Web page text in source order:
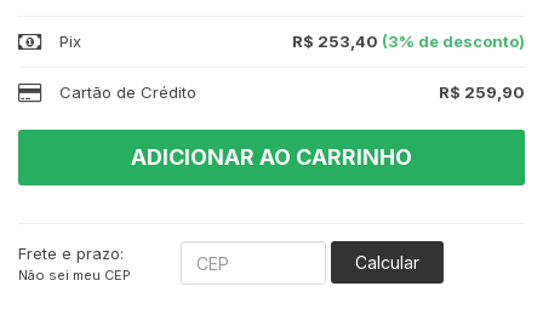
Pix R$ 253,40 (3% de desconto)
Cartão de Crédito R$ 259,90
ADICIONAR AO CARRINHO
Frete e prazo:
Não sei meu CEP
Calcular